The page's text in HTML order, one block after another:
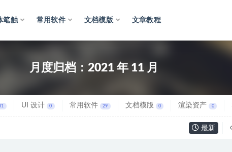
笔触 常用软件 文档模版 文章教程
月度归档： 2021 年 11 月
UI 设计 0 常用软件 29 文档模版 0 渲染资产 0
最新